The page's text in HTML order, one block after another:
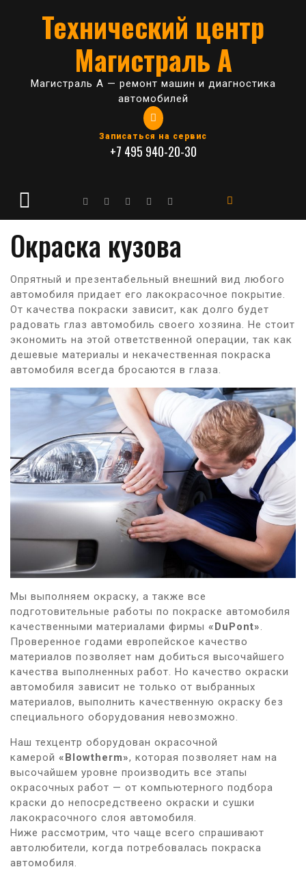
Технический центр
Магистраль А
Магистраль А — ремонт машин и диагностика
автомобилей
Записаться на сервис
+7 495 940-20-30
Окраска кузова
Опрятный и презентабельный внешний вид любого
автомобиля придает его лакокрасочное покрытие.
От качества покраски зависит, как долго будет
радовать глаз автомобиль своего хозяина. Не стоит
экономить на этой ответственной операции, так как
дешевые материалы и некачественная покраска
автомобиля всегда бросаются в глаза.
Мы выполняем окраску, а также все
подготовительные работы по покраске автомобиля
качественными материалами фирмы «DuPont».
Проверенное годами европейское качество
материалов позволяет нам добиться высочайшего
качества выполненных работ. Но качество окраски
автомобиля зависит не только от выбранных
материалов, выполнить качественную окраску без
специального оборудования невозможно.
Наш техцентр оборудован окрасочной
камерой «Blowtherm», которая позволяет нам на
высочайшем уровне производить все этапы
окрасочных работ — от компьютерного подбора
краски до непосредствеено окраски и сушки
лакокрасочного слоя автомобиля.
Ниже рассмотрим, что чаще всего спрашивают
автолюбители, когда потребовалась покраска
автомобиля.